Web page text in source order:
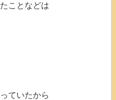
ことなどは
ていたから